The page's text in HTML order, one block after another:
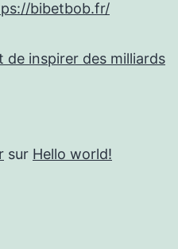
bibetbob.fr/
de inspirer des milliards
sur Hello world!